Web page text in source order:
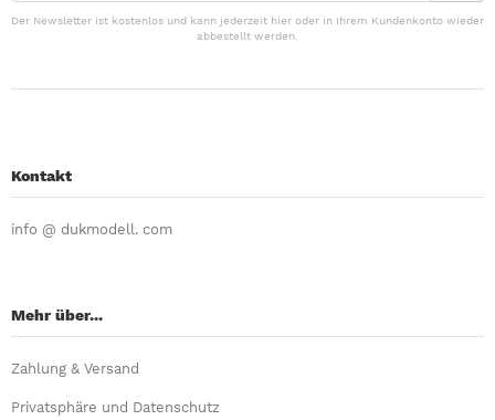
Der Newsletter ist kostenlos und kann jederzeit hier oder in Ihrem Kundenkonto wieder
abbestellt werden.
Kontakt
info @ dukmodell. com
Mehr über...
Zahlung & Versand
Privatsphäre und Datenschutz